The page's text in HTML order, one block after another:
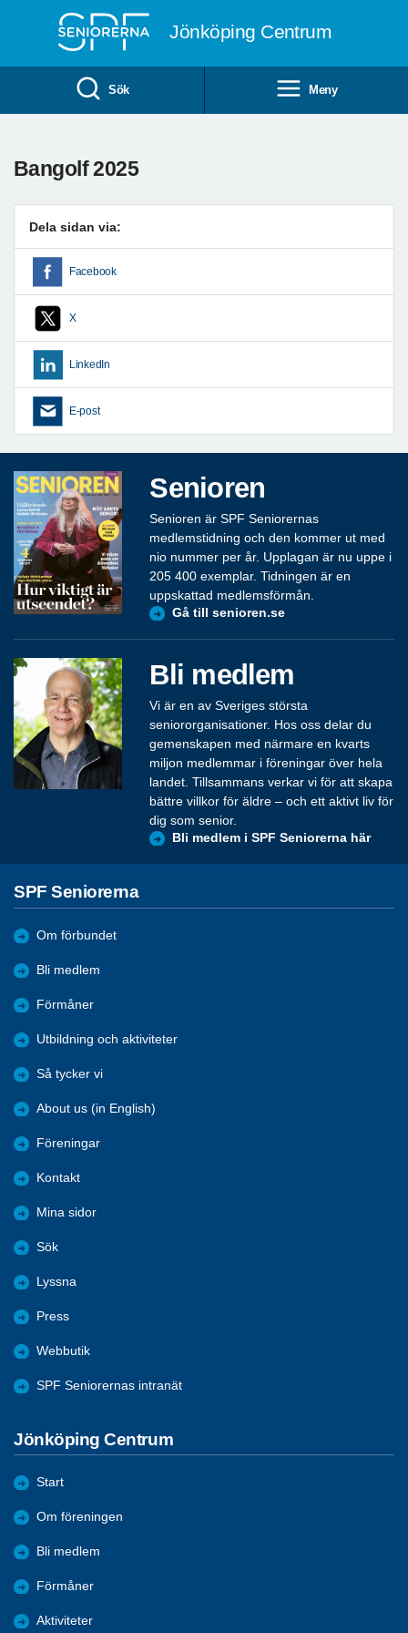
Jönköping Centrum
Sök Meny
Bangolf 2025
Dela sidan via:
Facebook
X
LinkedIn
E-post
Senioren
Senioren är SPF Seniorernas
medlemstidning och den kommer ut med
nio nummer per år. Upplagan är nu uppe i
205 400 exemplar. Tidningen är en
uppskattad medlemsförmån.
Gå till senioren.se
Bli medlem
Vi är en av Sveriges största
seniororganisationer. Hos oss delar du
gemenskapen med närmare en kvarts
miljon medlemmar i föreningar över hela
landet. Tillsammans verkar vi för att skapa
bättre villkor för äldre – och ett aktivt liv för
dig som senior.
Bli medlem i SPF Seniorerna här
SPF Seniorerna
Om förbundet
Bli medlem
Förmåner
Utbildning och aktiviteter
Så tycker vi
About us (in English)
Föreningar
Kontakt
Mina sidor
Sök
Lyssna
Press
Webbutik
SPF Seniorernas intranät
Jönköping Centrum
Start
Om föreningen
Bli medlem
Förmåner
Aktiviteter